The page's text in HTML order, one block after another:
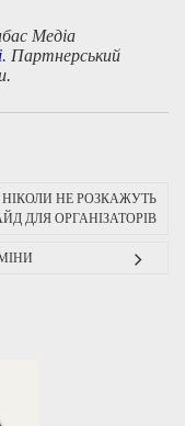
Медіа
. Партнерський
НЕ РОЗКАЖУТЬ
ДЛЯ ОРГАНІЗАТОРІВ